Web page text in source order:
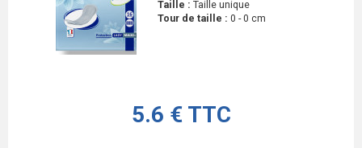
Taille : Taille unique
Tour de taille : 0 - 0 cm
5.6 € TTC